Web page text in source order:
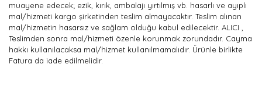
muayene edecek; ezik, kırık, ambalajı yırtılmış vb. hasarlı ve ayıplı
mal/hizmeti kargo şirketinden teslim almayacaktır. Teslim alınan
mal/hizmetin hasarsız ve sağlam olduğu kabul edilecektir. ALICI ,
Teslimden sonra mal/hizmeti özenle korunmak zorundadır. Cayma
hakkı kullanılacaksa mal/hizmet kullanılmamalıdır. Ürünle birlikte
Fatura da iade edilmelidir.